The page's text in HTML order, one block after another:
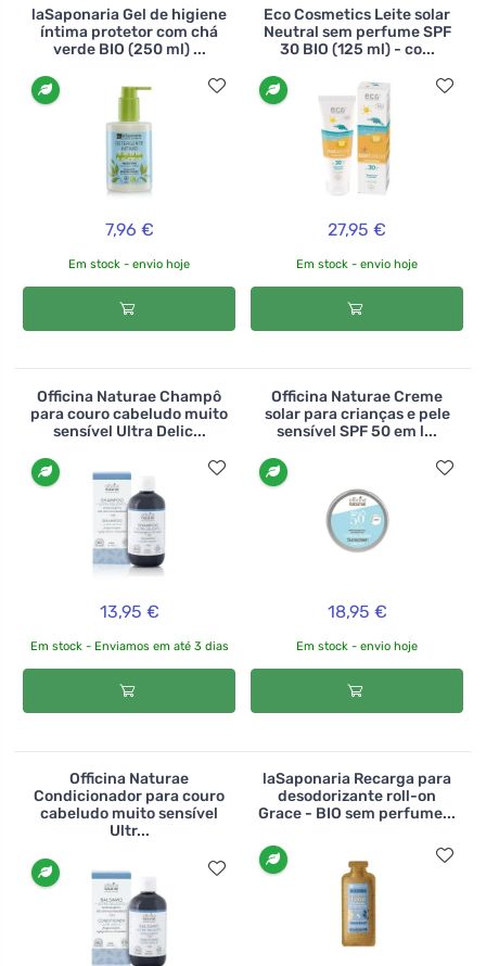
laSaponaria Gel de higiene
íntima protetor com chá
verde BIO (250 ml) ...
7,96 €
Em stock - envio hoje
Eco Cosmetics Leite solar
Neutral sem perfume SPF
30 BIO (125 ml) - co...
27,95 €
Em stock - envio hoje
Officina Naturae Champô
para couro cabeludo muito
sensível Ultra Delic...
13,95 €
Em stock - Enviamos em até 3 dias
Officina Naturae Creme
solar para crianças e pele
sensível SPF 50 em l...
18,95 €
Em stock - envio hoje
Officina Naturae
Condicionador para couro
cabeludo muito sensível
Ultr...
laSaponaria Recarga para
desodorizante roll-on
Grace - BIO sem perfume...